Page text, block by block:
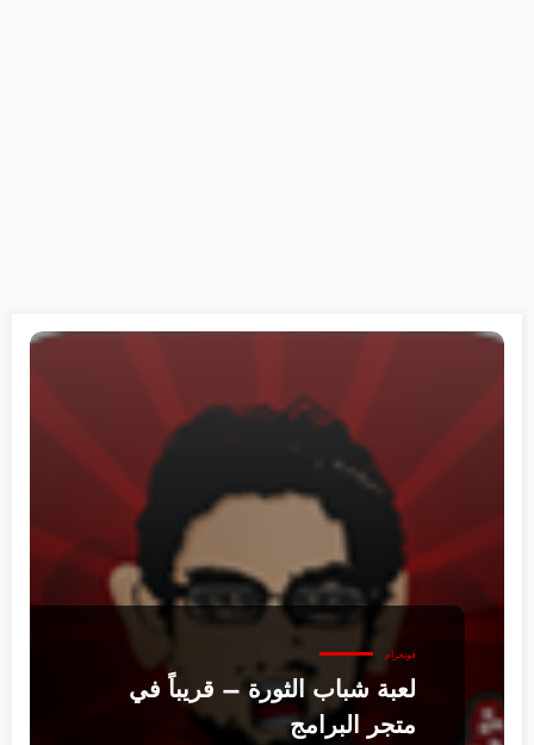
فونجرام
لعبة شباب الثورة – قريباً في
متجر البرامج